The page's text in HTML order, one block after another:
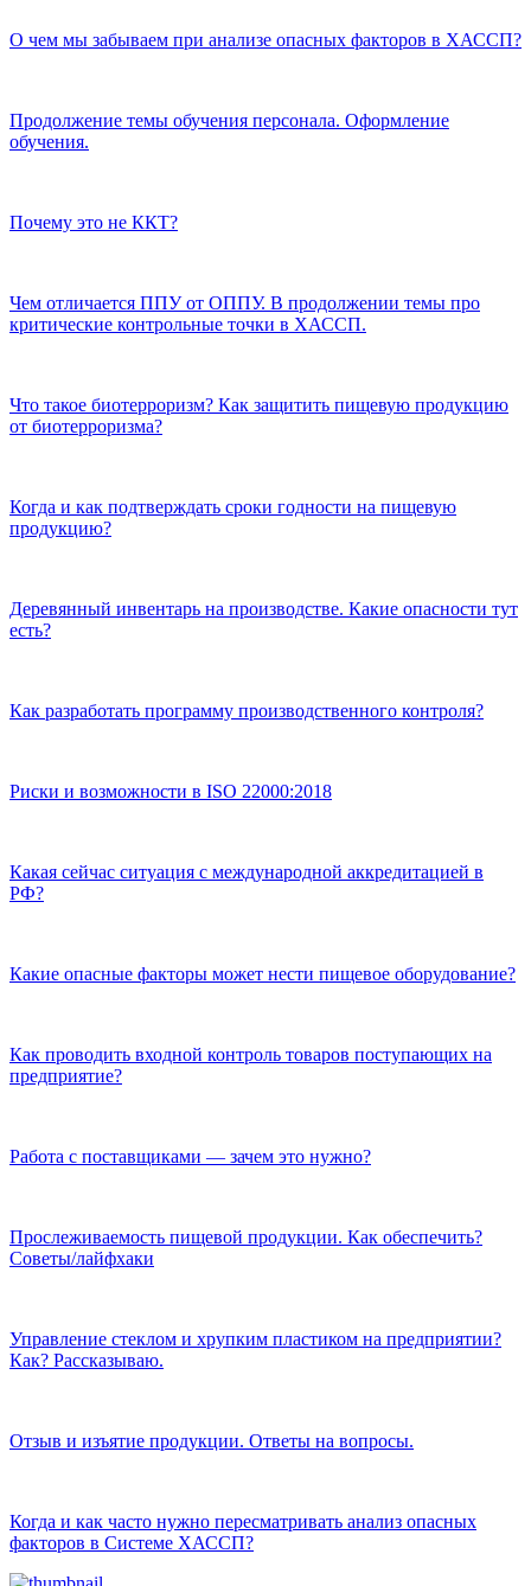
О чем мы забываем при анализе опасных факторов в ХАССП?
Продолжение темы обучения персонала. Оформление
обучения.
Почему это не ККТ?
Чем отличается ППУ от ОППУ. В продолжении темы про
критические контрольные точки в ХАССП.
Что такое биотерроризм? Как защитить пищевую продукцию
от биотерроризма?
Когда и как подтверждать сроки годности на пищевую
продукцию?
Деревянный инвентарь на производстве. Какие опасности тут
есть?
Как разработать программу производственного контроля?
Риски и возможности в ISO 22000:2018
Какая сейчас ситуация с международной аккредитацией в
РФ?
Какие опасные факторы может нести пищевое оборудование?
Как проводить входной контроль товаров поступающих на
предприятие?
Работа с поставщиками — зачем это нужно?
Прослеживаемость пищевой продукции. Как обеспечить?
Советы/лайфхаки
Управление стеклом и хрупким пластиком на предприятии?
Как? Рассказываю.
Отзыв и изъятие продукции. Ответы на вопросы.
Когда и как часто нужно пересматривать анализ опасных
факторов в Системе ХАССП?